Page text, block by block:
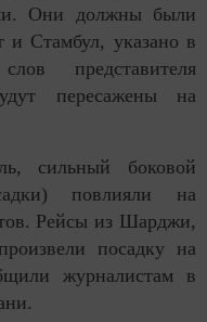
Они должны были
и Стамбул, указано в
представителя
пересажены на
сильный боковой
повлияли на
Рейсы из Шарджи,
посадку на
журналистам в